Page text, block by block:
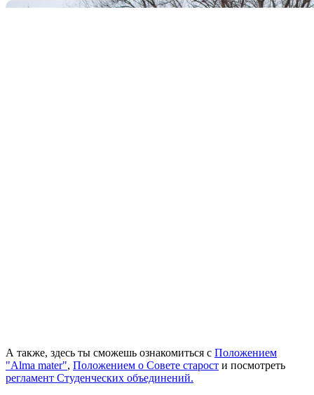
А также, здесь ты сможешь ознакомиться с Положением
"Alma mater", Положением о Совете старост и посмотреть
регламент Студенческих объединений.